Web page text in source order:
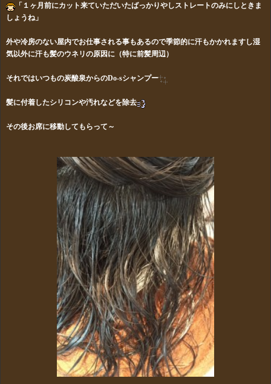
「１ヶ月前にカット来ていただいたばっかりやしストレートのみにしときま
しょうね」
外や冷房のない屋内でお仕事される事もあるので季節的に汗もかかれますし湿
気以外に汗も髪のウネリの原因に（特に前髪周辺）
それではいつもの炭酸泉からのDo-sシャンプー
髪に付着したシリコンや汚れなどを除去
その後お席に移動してもらって～